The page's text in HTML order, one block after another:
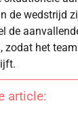
de wedstrijd
de
zodat het
article: